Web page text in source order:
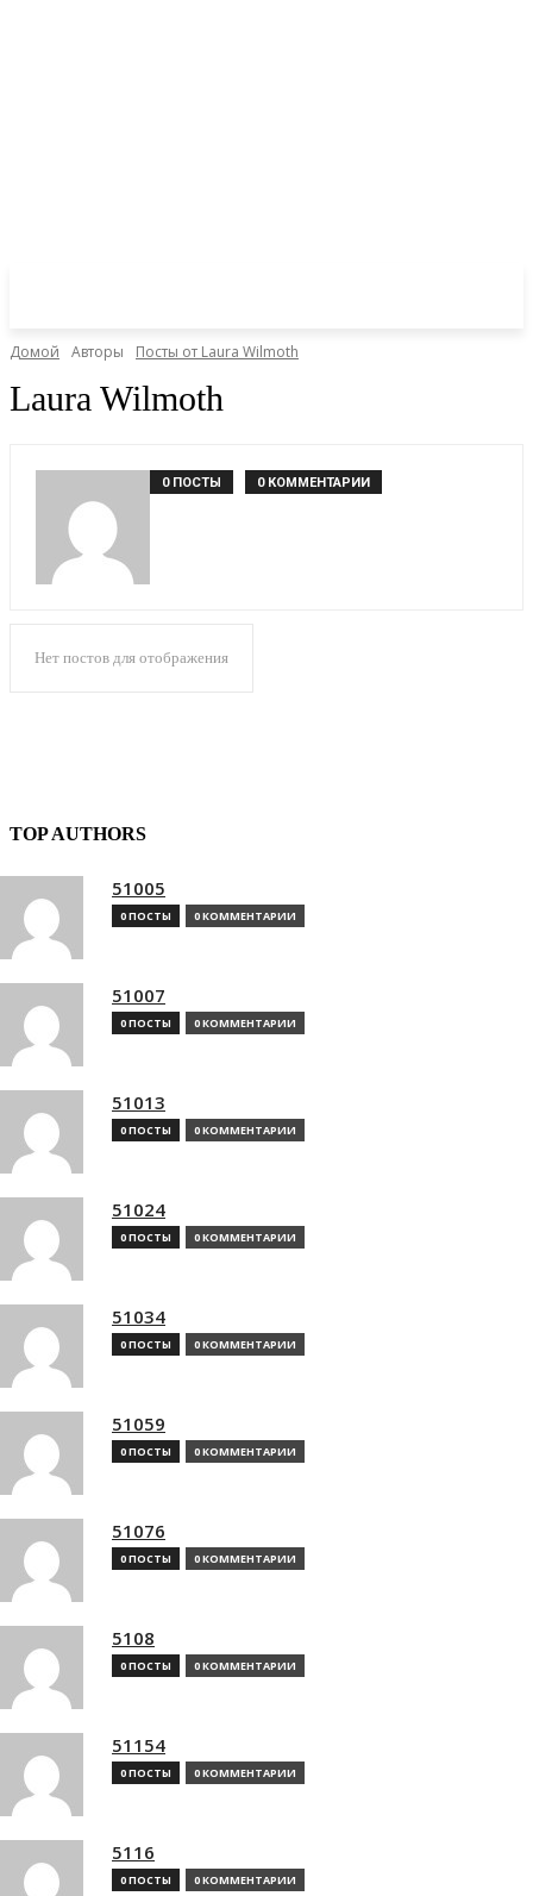
Домой Авторы Посты от Laura Wilmoth
Laura Wilmoth
0 ПОСТЫ 0 КОММЕНТАРИИ
Нет постов для отображения
TOP AUTHORS
51005
0 ПОСТЫ 0 КОММЕНТАРИИ
51007
0 ПОСТЫ 0 КОММЕНТАРИИ
51013
0 ПОСТЫ 0 КОММЕНТАРИИ
51024
0 ПОСТЫ 0 КОММЕНТАРИИ
51034
0 ПОСТЫ 0 КОММЕНТАРИИ
51059
0 ПОСТЫ 0 КОММЕНТАРИИ
51076
0 ПОСТЫ 0 КОММЕНТАРИИ
5108
0 ПОСТЫ 0 КОММЕНТАРИИ
51154
0 ПОСТЫ 0 КОММЕНТАРИИ
5116
0 ПОСТЫ 0 КОММЕНТАРИИ